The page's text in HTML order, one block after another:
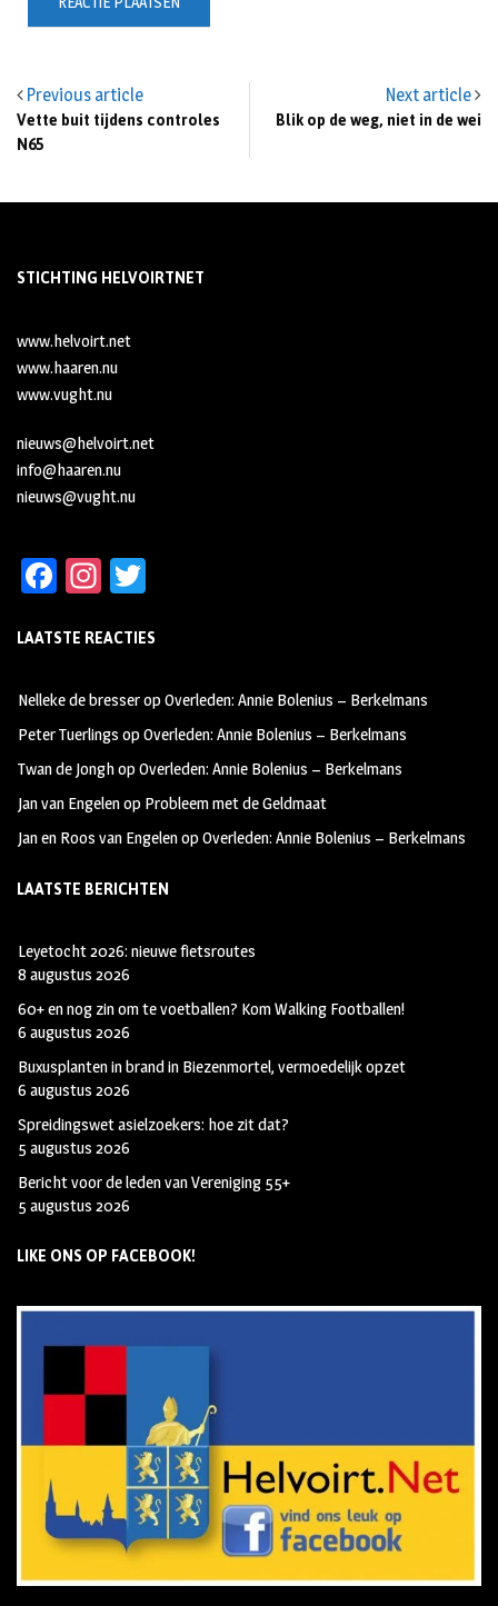
Previous article
Vette buit tijdens controles
N65
Next article
Blik op de weg, niet in de wei
STICHTING HELVOIRTNET
www.helvoirt.net
www.haaren.nu
www.vught.nu
nieuws@helvoirt.net
info@haaren.nu
nieuws@vught.nu
Fa
b
oo
k
In
ag
m
tt
LAATSTE REACTIES
Nelleke de bresseropOverleden: Annie Bolenius – Berkelmans
Peter Tuerlings opOverleden: Annie Bolenius – Berkelmans
Twan de JonghopOverleden: Annie Bolenius – Berkelmans
Jan van Engelenop Probleem met de Geldmaat
Jan en Roos van EngelenopOverleden: Annie Bolenius – Berkelmans
LAATSTE BERICHTEN
Leyetocht 2026: nieuwe fietsroutes
8 augustus 2026
60+ en nog zin om te voetballen? Kom Walking Footballen!
6 augustus 2026
Buxusplanten in brand in Biezenmortel, vermoedelijk opzet
6 augustus 2026
Spreidingswet asielzoekers: hoe zit dat?
5 augustus 2026
Bericht voor de leden van Vereniging 55+
5 augustus 2026
LIKE ONS OP FACEBOOK!